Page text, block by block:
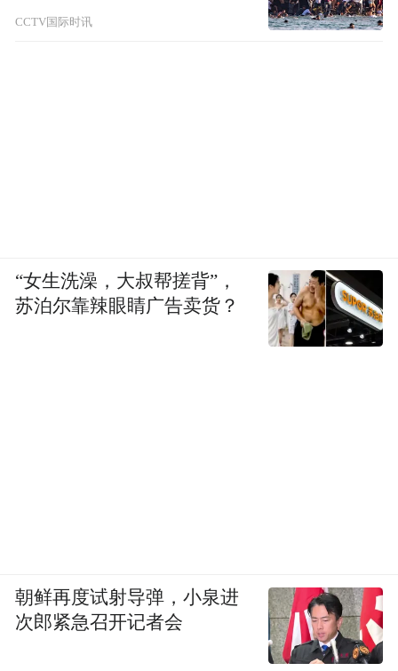
CCTV国际时讯
“女生洗澡，大叔帮搓背”，
苏泊尔靠辣眼睛广告卖货？
朝鲜再度试射导弹，小泉进
次郎紧急召开记者会